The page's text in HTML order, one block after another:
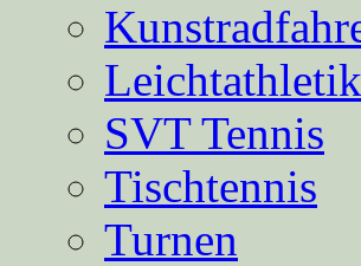
Leichtathletik
SVT Tennis
Tischtennis
Turnen